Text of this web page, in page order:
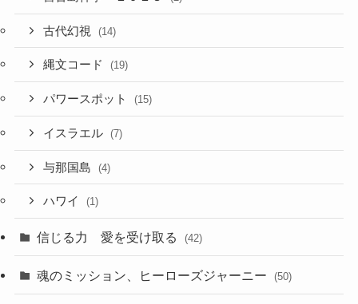
古代幻視 (14)
縄文コード (19)
パワースポット (15)
イスラエル (7)
与那国島 (4)
ハワイ (1)
信じる力 愛を受け取る (42)
魂のミッション、ヒーローズジャーニー (50)